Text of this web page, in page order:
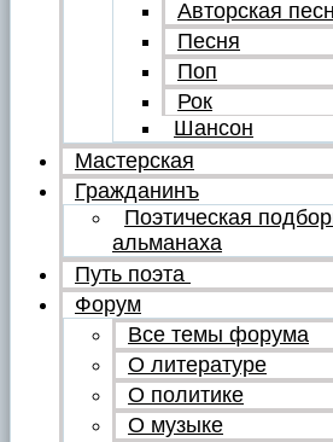
Авторская
Песня
Поп
Рок
Шансон
Мастерская
Гражданинъ
Поэтическая
альманаха
Путь поэта
Форум
Все темы форума
О литературе
О политике
О музыке